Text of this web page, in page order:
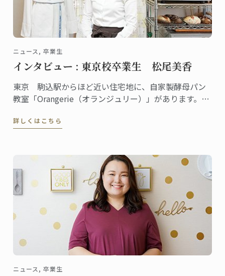
ニュース, 卒業生
インタビュー : 東京校卒業生 松尾美香
東京 駒込駅からほど近い住宅地に、自家製酵母パン
教室「Orangerie（オランジュリー）」があります。の
動画をアップしている人気の自家製パン教室を主宰し
詳しくはこちら
ニュース, 卒業生